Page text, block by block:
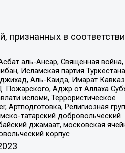
признанных в
аль-Ансар, Священная война,
Исламская партия
Аль-Каида, Имарат
Аджр от Аллаха
исломи, Террористическое
Религиозная
татарский добровольческий
джамаат, московская
корпус